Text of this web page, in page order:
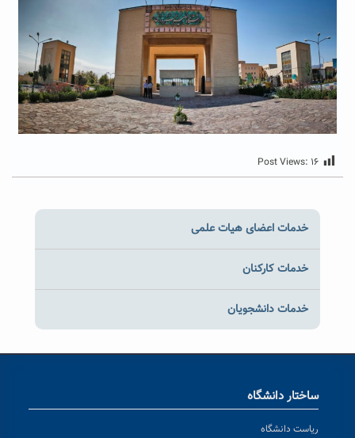
Post Views: ۱۶
خدمات اعضای هیات علمی
خدمات کارکنان
خدمات دانشجویان
ساختار دانشگاه
ریاست دانشگاه